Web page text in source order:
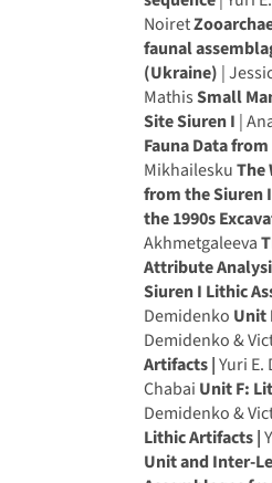
Noiret
faunal
(Ukraine) |
MathisSmall
Site Siuren I |
Fauna Data
MikhaileskuThe
from the Siuren
the 1990s
Akhmetgaleeva
Attribute
Siuren I Lithic
Demidenko Unit
Demidenko &
Artifacts |Yuri E.
Chabai Unit F:
Demidenko &
Lithic Artifacts |
Unit and Inter-